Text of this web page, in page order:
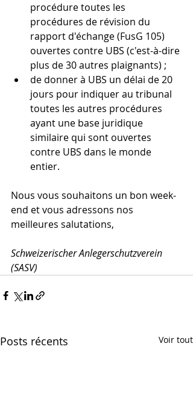
procédure toutes les
procédures de révision du
rapport d'échange (FusG 105)
ouvertes contre UBS (c'est-à-dire
plus de 30 autres plaignants) ;
de donner à UBS un délai de 20
jours pour indiquer au tribunal
toutes les autres procédures
ayant une base juridique
similaire qui sont ouvertes
contre UBS dans le monde
entier.
Nous vous souhaitons un bon week-
end et vous adressons nos
meilleures salutations,
Schweizerischer Anlegerschutzverein
(SASV)
Posts récents Voir tout